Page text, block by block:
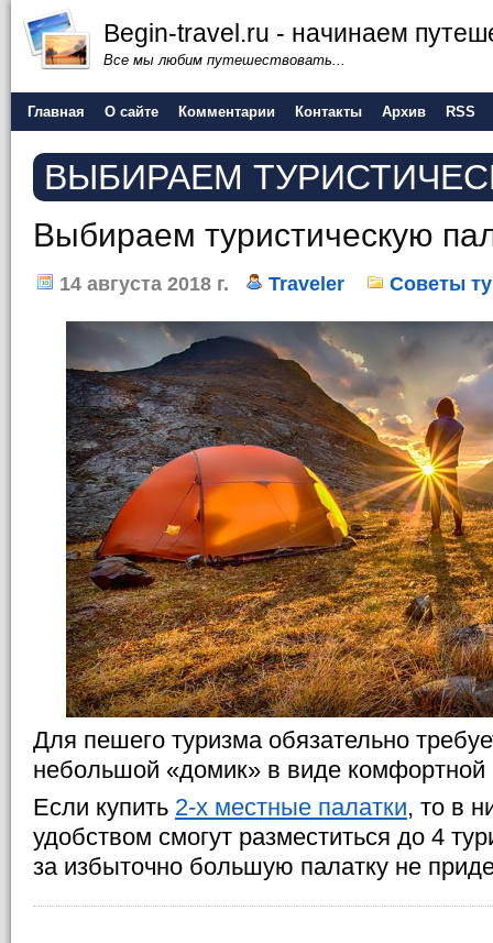
Begin-travel.ru - начинаем
Все мы любим путешествовать...
Главная О сайте Комментарии Контакты Архив RSS
ВЫБИРАЕМ
Выбираем туристическую
14 августа 2018 г. Traveler Советы
Для пешего туризма обязательно
небольшой «домик» в виде комфортной
Если купить 2-х местные палатки, то в
удобством смогут разместиться до 4
за избыточно большую палатку не